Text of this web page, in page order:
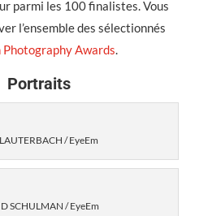
parmi les 100 finalistes. Vous
l’ensemble des sélectionnés
Photography Awards.
Portraits
/ EyeEm
SCHULMAN / EyeEm